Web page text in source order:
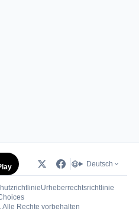
Deutsch
Urheberrechtsrichtlinie
(öffnet in neuem Tab)
Rechte vorbehalten